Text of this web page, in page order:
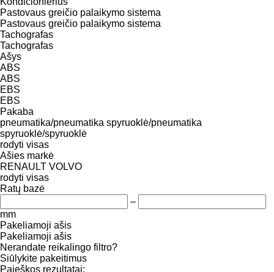
Pastovaus greičio palaikymo sistema
Pastovaus greičio palaikymo sistema
Tachografas
Tachografas
Ašys
ABS
ABS
EBS
EBS
Pakaba
pneumatika/pneumatika spyruoklė/pneumatika
spyruoklė/spyruoklė
rodyti visas
Ašies markė
RENAULT VOLVO
rodyti visas
Ratų bazė
–
mm
Pakeliamoji ašis
Pakeliamoji ašis
Nerandate reikalingo filtro?
Siūlykite pakeitimus
Paieškos rezultatai: